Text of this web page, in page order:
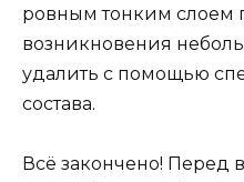
ровным тонким слоем
возникновения
удалить с помощью
состава.
Всё закончено! Перед